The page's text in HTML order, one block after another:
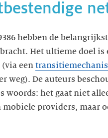
hebben de
Het ultieme doel
een
weg). De auteurs
woords: het gaat niet
providers, maar